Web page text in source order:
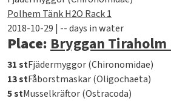
Polhem Tänk H2O Rack 1
2018-10-29 | -- days in water
Place:Bryggan
31 stFjädermyggor (Chironomidae)
13 stFåborstmaskar (Oligochaeta)
5 stMusselkräftor (Ostracoda)